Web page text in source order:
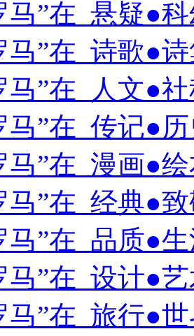
马”在 悬疑●
马”在 诗歌●
马”在 人文●
马”在 传记●
马”在 漫画●
马”在 经典●
马”在 品质●
马”在 设计●
马”在 旅行●